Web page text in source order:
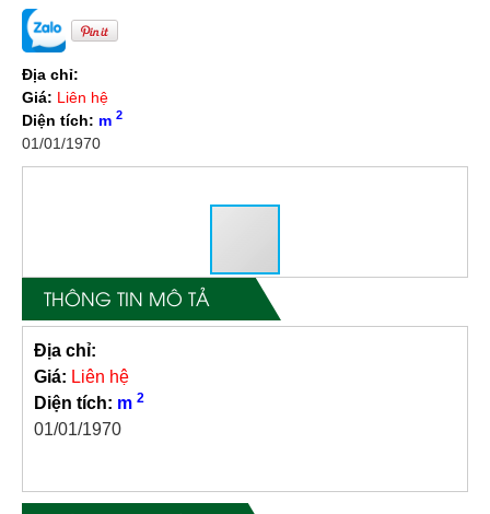
Địa chỉ:
Giá: Liên hệ
Diện tích: m 2
01/01/1970
THÔNG TIN MÔ TẢ
Địa chỉ:
Giá: Liên hệ
Diện tích: m 2
01/01/1970